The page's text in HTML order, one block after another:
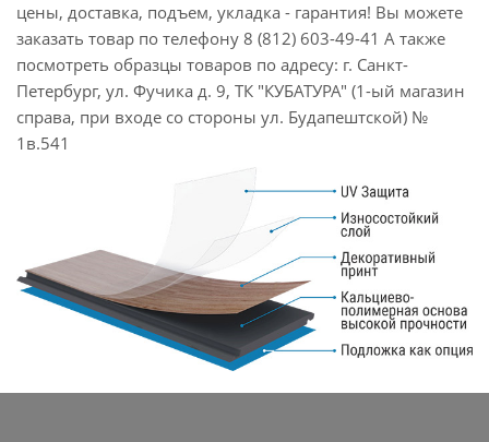
цены, доставка, подъем, укладка - гарантия! Вы можете
заказать товар по телефону 8 (812) 603-49-41 А также
посмотреть образцы товаров по адресу: г. Санкт-
Петербург, ул. Фучика д. 9, ТК "КУБАТУРА" (1-ый магазин
справа, при входе со стороны ул. Будапештской) №
1в.541